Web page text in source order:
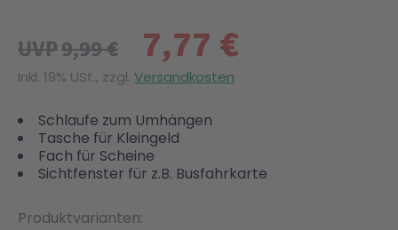
7,77 €
UVP9,99 €
Inkl. 19% USt., zzgl. Versandkosten
Schlaufe zum Umhängen
Tasche für Kleingeld
Fach für Scheine
Sichtfenster für z.B. Busfahrkarte
Produktvarianten